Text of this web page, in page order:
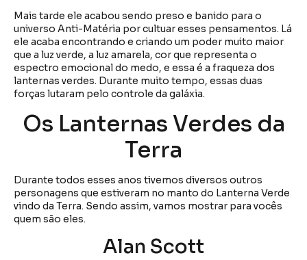
Mais tarde ele acabou sendo preso e banido para o
universo Anti-Matéria por cultuar esses pensamentos. Lá
ele acaba encontrando e criando um poder muito maior
que a luz verde, a luz amarela, cor que representa o
espectro emocional do medo, e essa é a fraqueza dos
lanternas verdes. Durante muito tempo, essas duas
forças lutaram pelo controle da galáxia.
Os Lanternas Verdes da
Terra
Durante todos esses anos tivemos diversos outros
personagens que estiveram no manto do Lanterna Verde
vindo da Terra. Sendo assim, vamos mostrar para vocês
quem são eles.
Alan Scott